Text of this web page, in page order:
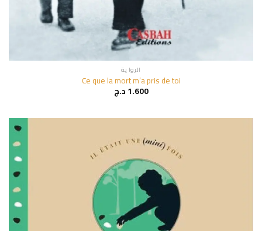
الروا ية
Ce que la mort m’a pris de toi
1.600د.ج